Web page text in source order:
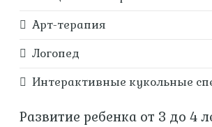
Арт-терапия
Логопед
Интерактивные кукольные
Развитие ребенка от 3 до 4